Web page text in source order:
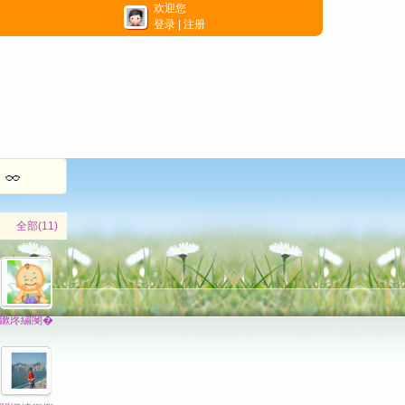
欢迎您
登录
注册
全部(11)
鏉庝繍閿�